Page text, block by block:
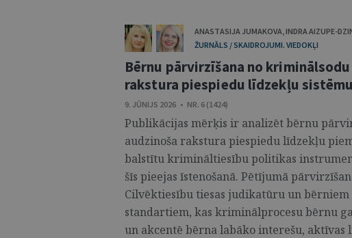
ANASTASIJA JUMAKOVA,INDRA AIZUPE-
ŽURNĀLS / SKAIDROJUMI. VIEDOKĻI
Bērnu pārvirzīšana no
rakstura piespiedu līdzekļu sistēmu
9. JŪNIJS 2026 • NR. 6 (1424)
Publikācijas mērķis ir analizēt bērnu
audzinoša rakstura piespiedu līdzekļu
balstītu krimināltiesību politikas
šīs pieejas īstenošanā. Pētījumā
Cilvēktiesību tiesas judikatūru un
standartiem, kas kriminālprocesu bērnu
un akcentē bērna labāko interešu, aktīvas